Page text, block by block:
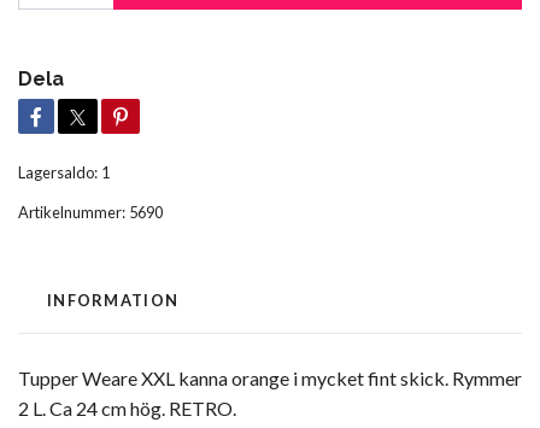
Dela
Lagersaldo: 1
Artikelnummer: 5690
INFORMATION
Tupper Weare XXL kanna orange i mycket fint skick. Rymmer
2 L. Ca 24 cm hög. RETRO.